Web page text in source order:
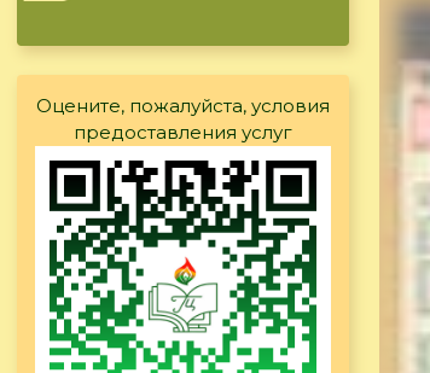
Оцените, пожалуйста, условия
предоставления услуг